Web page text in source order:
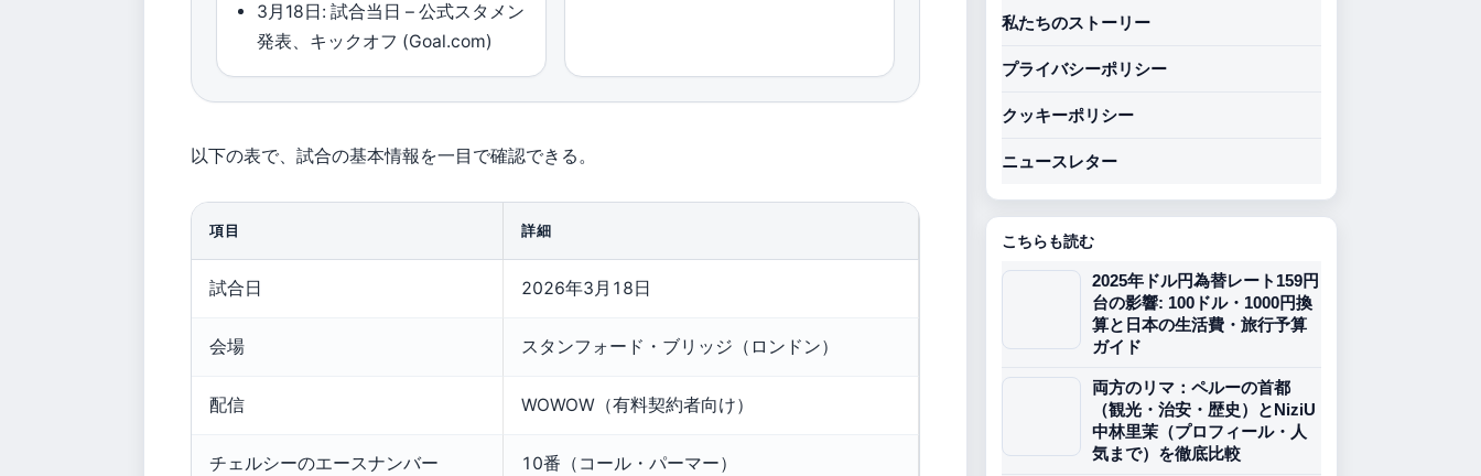
3月18日: 試合当日 – 公式スタメン
発表、キックオフ (Goal.com)
以下の表で、試合の基本情報を一目で確認できる。
項目 詳細
試合日 2026年3月18日
会場 スタンフォード・ブリッジ（ロンドン）
配信 WOWOW（有料契約者向け）
チェルシーのエースナンバー 10番（コール・パーマー）
私たちのストーリー
プライバシーポリシー
クッキーポリシー
ニュースレター
こちらも読む
2025年ドル円為替レート159円
台の影響: 100ドル・1000円換
算と日本の生活費・旅行予算
ガイド
両方のリマ：ペルーの首都
（観光・治安・歴史）とNiziU
中林里茉（プロフィール・人
気まで）を徹底比較